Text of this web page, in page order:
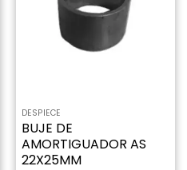
DESPIECE
BUJE DE
AMORTIGUADOR AS
22X25MM